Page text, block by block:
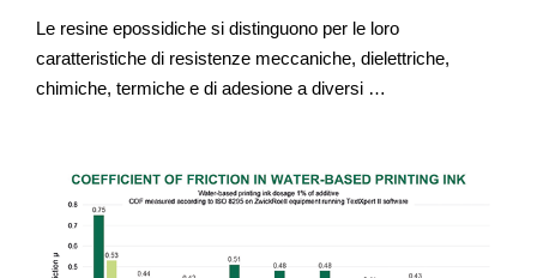
Le resine epossidiche si distinguono per le loro
caratteristiche di resistenze meccaniche, dielettriche,
chimiche, termiche e di adesione a diversi …